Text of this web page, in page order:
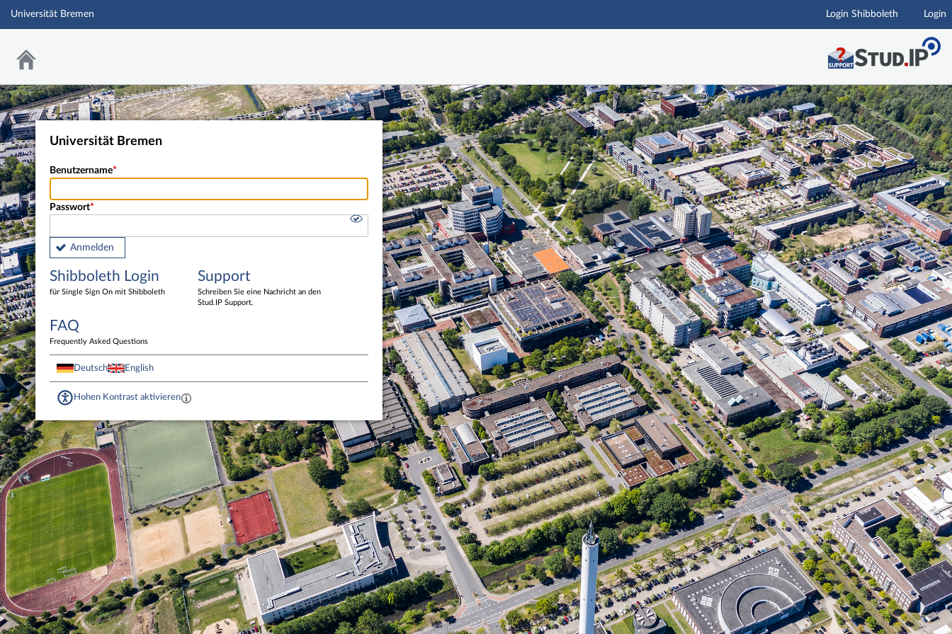
Hauptnavigation
Universität Bremen Login Shibboleth Login
Universität Bremen
Benutzername
Passwort
Anmelden
Shibboleth Login
für Single Sign On mit Shibboleth
Support
Schreiben Sie eine Nachricht an den
Stud.IP Support.
FAQ
Frequently Asked Questions
Deutsch English
Hohen Kontrast aktivieren